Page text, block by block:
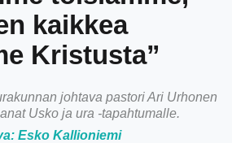
kaikkea
Kristusta”
johtava pastori Ari Urhonen
Usko ja ura -tapahtumalle.
Esko Kallioniemi